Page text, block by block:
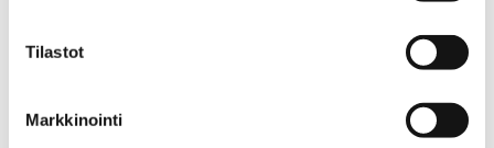
Tilastot
Markkinointi